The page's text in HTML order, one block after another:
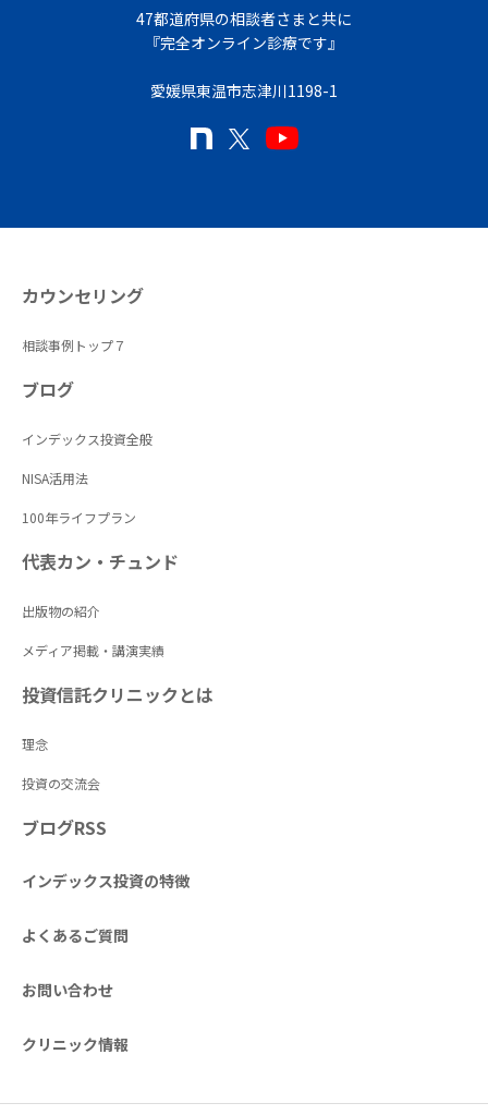
47都道府県の相談者さまと共に
『完全オンライン診療です』
愛媛県東温市志津川1198-1
カウンセリング
相談事例トップ７
ブログ
インデックス投資全般
NISA活用法
100年ライフプラン
代表カン・チュンド
出版物の紹介
メディア掲載・講演実績
投資信託クリニックとは
理念
投資の交流会
ブログRSS
インデックス投資の特徴
よくあるご質問
お問い合わせ
クリニック情報